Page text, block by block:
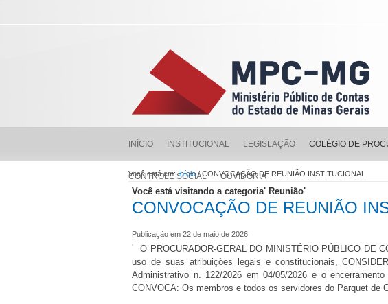
INÍCIO INSTITUCIONAL LEGISLAÇÃO COLÉGIO DE
CONTROLE SOCIAL OUVIDORIA
Você está em:Início/ CONVOCAÇÃO DE REUNIÃO INSTITUCIONAL
Você está visitando a categoria' Reunião'
CONVOCAÇÃO DE REUNIÃO
Publicação em 22 de maio de 2026
O PROCURADOR-GERAL DO MINISTÉRIO PÚBLICO DE
uso de suas atribuições legais e constitucionais,
Administrativo n. 122/2026 em 04/05/2026 e o
CONVOCA: Os membros e todos os servidores do Parquet de